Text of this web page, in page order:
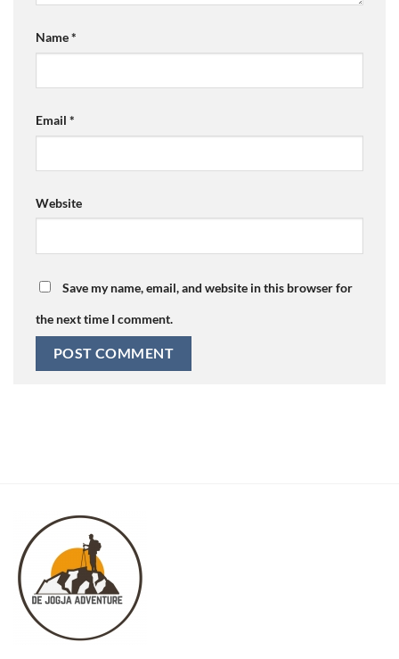
Name*
Email *
Website
Save my name, email, and website in this browser for
the next time I comment.